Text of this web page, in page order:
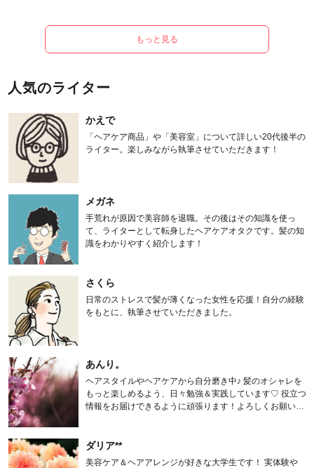
もっと見る
人気のライター
かえで
「ヘアケア商品」や「美容室」について詳しい20代後半の
ライター。楽しみながら執筆させていただきます！
メガネ
手荒れが原因で美容師を退職。その後はその知識を使っ
て、ライターとして転身したヘアケアオタクです。髪の知
識をわかりやすく紹介します！
さくら
日常のストレスで髪が薄くなった女性を応援！自分の経験
をもとに、執筆させていただきました。
あんり。
ヘアスタイルやヘアケアから自分磨き中♪ 髪のオシャレを
もっと楽しめるよう、日々勉強＆実践しています♡ 役立つ
情報をお届けできるように頑張ります！よろしくお願いし
ダリア**
美容ケア＆ヘアアレンジが好きな大学生です！ 実体験や